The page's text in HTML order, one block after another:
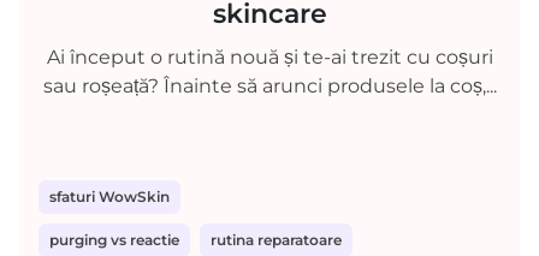
skincare
Ai început o rutină nouă și te-ai trezit cu coșuri
sau roșeață? Înainte să arunci produsele la coș,...
purging vs reactie rutina reparatoare
sfaturi WowSkin